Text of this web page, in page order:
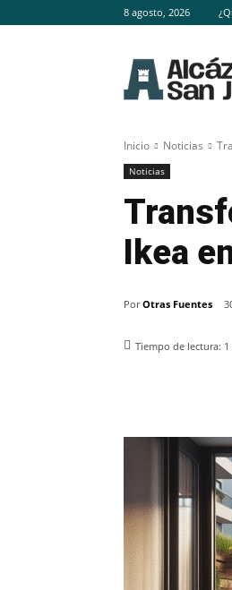
8 agosto, 2026
Inicio Noticias
Noticias
Ikea
Por Otras Fuentes
Tiempo de lectura: 1